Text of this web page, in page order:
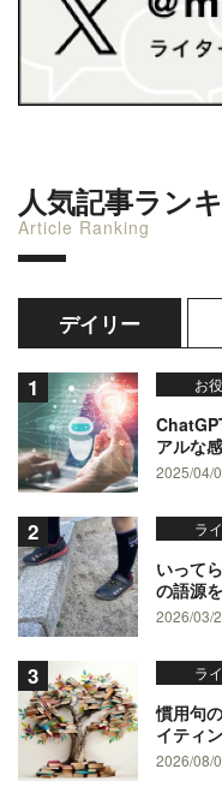
人気記事ラン
Article Ranking
デイリー
お
アルな
2025/04/
ラ
いって
の語源
2026/03/
ラ
慣用句
イティ
2026/08/